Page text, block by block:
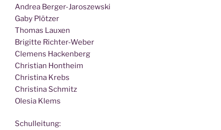
Andrea Berger-Jaroszewski
Gaby Plötzer
Tho­mas Lauxen
Bri­git­te Richter-Weber
Cle­mens Hackenberg
Chris­ti­an Hontheim
Chris­ti­na Krebs
Chris­ti­na Schmitz
Ole­sia Klems
Schul­lei­tung: